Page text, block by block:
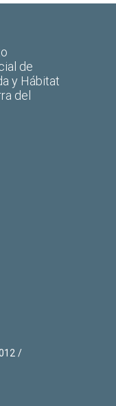
de
y Hábitat
del
/